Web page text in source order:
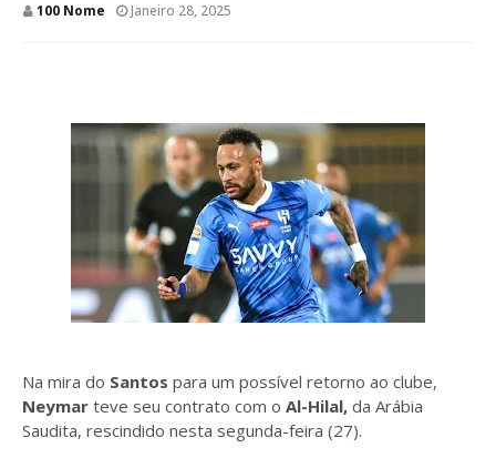
100 Nome Janeiro 28, 2025
Na mira do Santos para um possível retorno ao clube,
Neymar teve seu contrato com o Al-Hilal, da Arábia
Saudita, rescindido nesta segunda-feira (27).